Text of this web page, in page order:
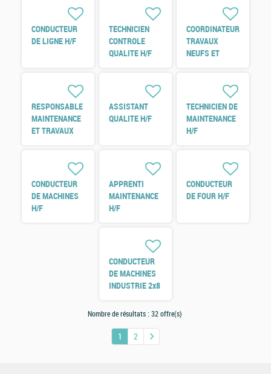
CONDUCTEUR
DE LIGNE H/F
TECHNICIEN
CONTROLE
QUALITE H/F
COORDINATEUR
TRAVAUX
NEUFS ET
RESPONSABLE
MAINTENANCE
ET TRAVAUX
ASSISTANT
QUALITE H/F
TECHNICIEN DE
MAINTENANCE
H/F
CONDUCTEUR
DE MACHINES
H/F
APPRENTI
MAINTENANCE
H/F
CONDUCTEUR
DE FOUR H/F
CONDUCTEUR
DE MACHINES
INDUSTRIE 2x8
Nombre de résultats : 32 offre(s)
1 2